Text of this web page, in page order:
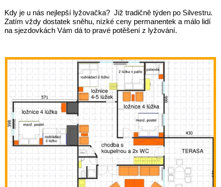
Kdy je u nás nejlepší lyžovačka? Již tradičně týden po Silvestru.
Zatím vždy dostatek sněhu, nízké ceny permanentek a málo lidí
na sjezdovkách Vám dá to pravé potěšení z lyžování.